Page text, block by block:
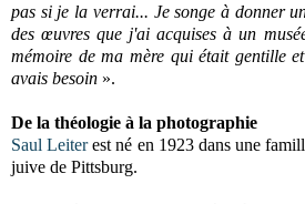
pas si je la verrai... Je songe à donner
des œuvres que j'ai acquises à un
mémoire de ma mère qui était gentille
avais besoin ».
De la théologie à la photographie
Saul Leiterest né en 1923 dans une
juive de Pittsburg.